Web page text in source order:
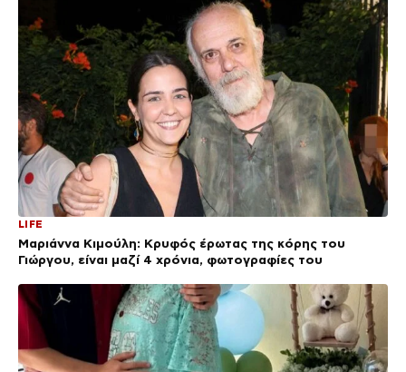
LIFE
Μαριάννα Κιμούλη: Κρυφός έρωτας της κόρης του
Γιώργου, είναι μαζί 4 χρόνια, φωτογραφίες του